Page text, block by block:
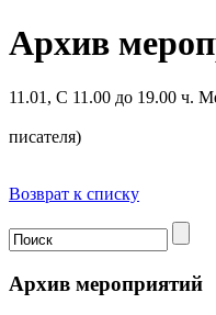
Архив
11.01, С 11.00 до 19.00 ч.
писателя)
Возврат к списку
Архив мероприятий